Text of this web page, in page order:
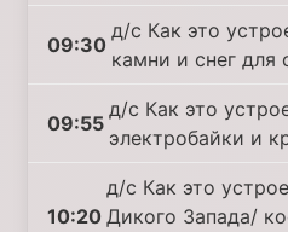
09:30
д/с Как это
камни и снег для
09:55
д/с Как это
электробайки и
10:20
д/с Как это
Дикого Запада/